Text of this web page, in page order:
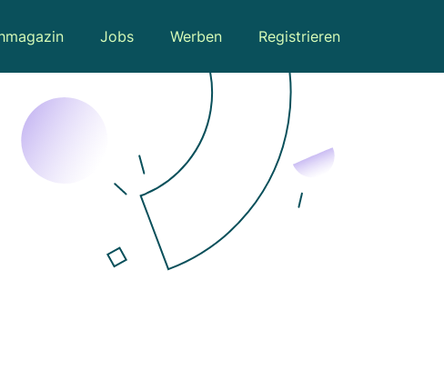
Jobs Werben Registrieren